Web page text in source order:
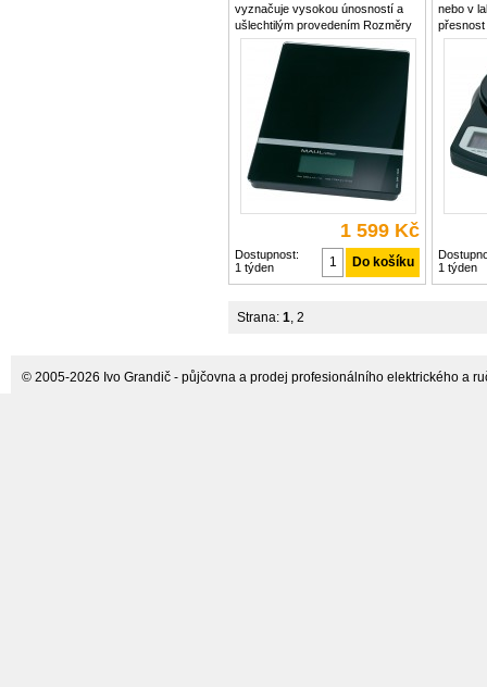
vyznačuje vysokou únosností a
ušlechtilým provedením Rozměry
(dxšxv) 225 x 156 x 17 mm
Napájení 1x baterie CR2032 Barva
černá Rozlišení hmotnosti 1 g
Rozměry vážící plochy 160 x 156
mm Hmotnost 717 g Nejnižsší
1 599 Kč
Dostupnost:
1 týden
nebo v
černá
1 týden
Strana: 1, 2
© 2005-2026 Ivo Grandič - půjčovna a prodej profesionálního elektrického a